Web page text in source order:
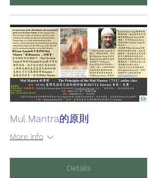
Mul Mantra的原則
More info
Details